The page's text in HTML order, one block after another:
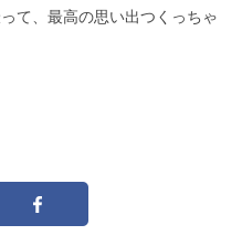
て、最高の思い出つくっちゃ